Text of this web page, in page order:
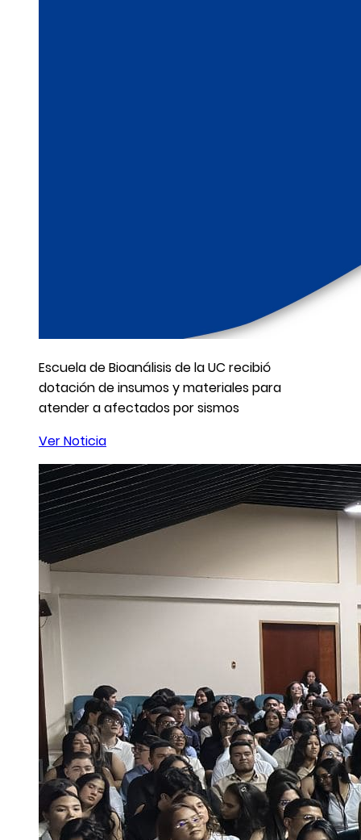
Escuela de Bioanálisis de la UC recibió
dotación de insumos y materiales para
atender a afectados por sismos
Ver Noticia